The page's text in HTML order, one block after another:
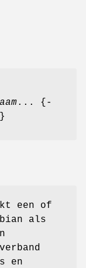
... {-
een of
als
en